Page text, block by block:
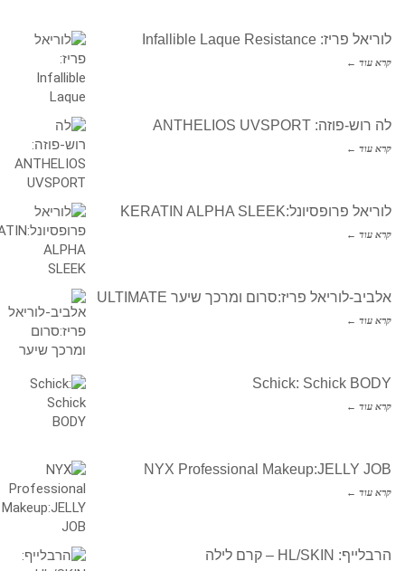
לוריאל פריז: Infallible Laque Resistance
קרא עוד ←
לה רוש-פוזה: ANTHELIOS UVSPORT
קרא עוד ←
לוריאל פרופסיונל:KERATIN ALPHA SLEEK
קרא עוד ←
אלביב-לוריאל פריז:סרום ומרכך שיער ULTIMATE
קרא עוד ←
Schick: Schick BODY
קרא עוד ←
NYX Professional Makeup:JELLY JOB
קרא עוד ←
הרבלייף: HL/SKIN – קרם לילה